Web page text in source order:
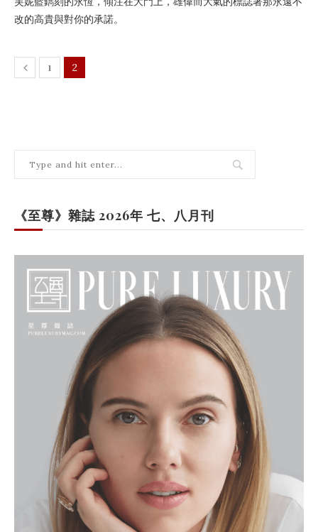
改的高貴與對你的承諾。
1 2
《至尊》雜誌 2026年 七、八月刊